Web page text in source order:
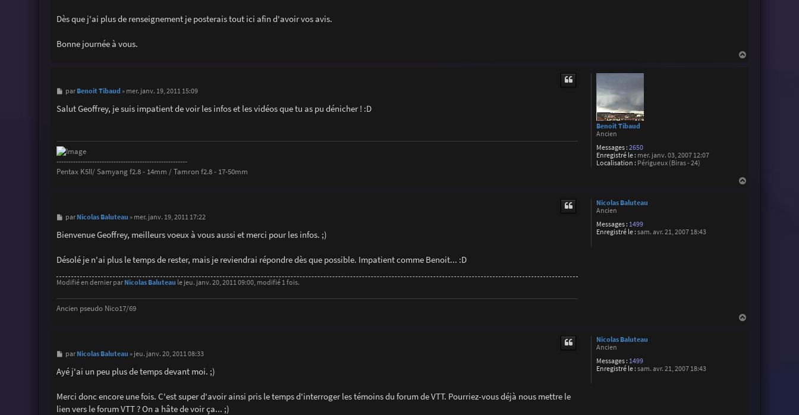
Dès que j'ai plus de renseignement je posterais tout ici afin d'avoir vos avis.
Bonne journée à vous.
Benoit Tibaud
Ancien
Messages : 2650
Enregistré le : mer. janv. 03, 2007 12:07
Localisation : Périgueux (Biras - 24)
M
s
s
par Benoit Tibaud » mer. janv. 19, 2011 15:09
Salut Geoffrey, je suis impatient de voir les infos et les vidéos que tu as pu dénicher ! :D
-------------------------------------------------------
Pentax K5II/ Samyang f2.8 - 14mm / Tamron f2.8 - 17-50mm
Nicolas Baluteau
Ancien
Messages : 1499
Enregistré le : sam. avr. 21, 2007 18:43
M
s
s
g
e
par Nicolas Baluteau » mer. janv. 19, 2011 17:22
Bienvenue Geoffrey, meilleurs voeux à vous aussi et merci pour les infos. ;)
Désolé je n'ai plus le temps de rester, mais je reviendrai répondre dès que possible. Impatient comme Benoit... :D
Modifié en dernier par Nicolas Baluteau le jeu. janv. 20, 2011 09:00, modifié 1 fois.
Ancien pseudo Nico17/69
Nicolas Baluteau
Ancien
Messages : 1499
Enregistré le : sam. avr. 21, 2007 18:43
M
s
s
e
par Nicolas Baluteau » jeu. janv. 20, 2011 08:33
Ayé j'ai un peu plus de temps devant moi. ;)
Merci donc encore une fois. C'est super d'avoir ainsi pris le temps d'interroger les témoins du forum de VTT. Pourriez-vous déjà nous mettre le
lien vers le forum VTT ? On a hâte de voir ça... ;)